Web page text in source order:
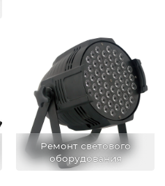
Ремонт светового
оборудования